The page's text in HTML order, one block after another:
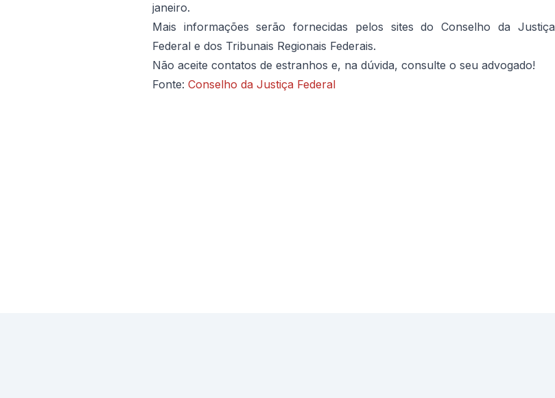
janeiro.
Mais informações serão fornecidas pelos sites do Conselho da Justiça
Federal e dos Tribunais Regionais Federais.
Não aceite contatos de estranhos e, na dúvida, consulte o seu advogado!
Fonte: Conselho da Justiça Federal